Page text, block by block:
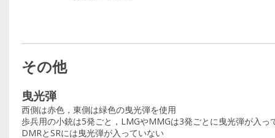
その他
曳光弾
西側は赤色，東側は緑色の曳光弾を使用
歩兵用の小銃は5発ごと，LMGやMMGは3発ごとに曳光弾が入っ
DMRとSRには曳光弾が入っていない